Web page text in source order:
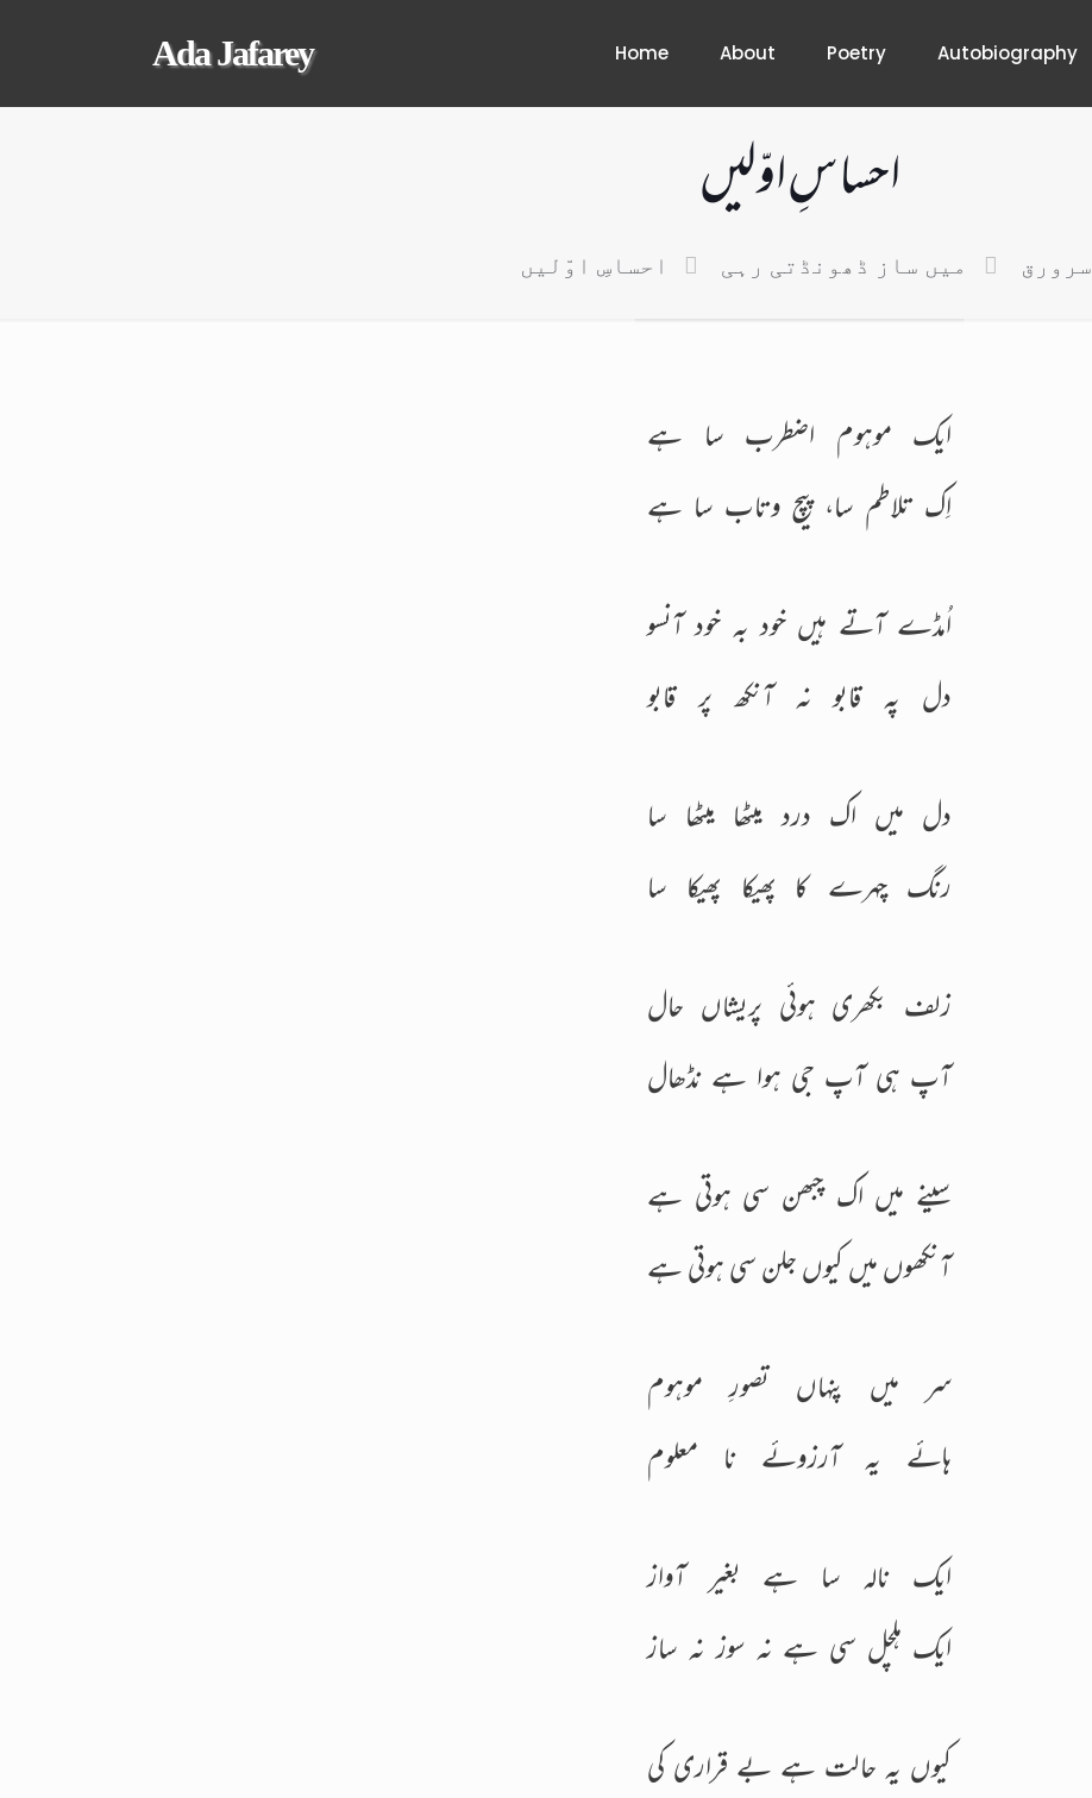
Ada Jafarey Home About Poetry Autobiography
احساسِ اوّلیں
سرورق میں ساز ڈھونڈتی رہی احساسِ اوّلیں
ایک موہوم اضطرب سا ہے
اِک تلاطم سا، پیچ وتاب سا ہے
اُمڈے آتے ہیں خود بہ خود آنسو
دل پہ قابو نہ آنکھ پر قابو
دل میں اک درد میٹھا میٹھا سا
رنگ چہرے کا پھیکا پھیکا سا
زلف بکھری ہوئی پریشاں حال
آپ ہی آپ جی ہوا ہے نڈھال
سینے میں اک چبھن سی ہوتی ہے
آنکھوں میں کیوں جلن سی ہوتی ہے
سر میں پنہاں تصورِ موہوم
ہائے یہ آرزوئے نا معلوم
ایک نالہ سا ہے بغیر آواز
ایک ہلچل سی ہے نہ سوز نہ ساز
کیوں یہ حالت ہے بے قراری کی